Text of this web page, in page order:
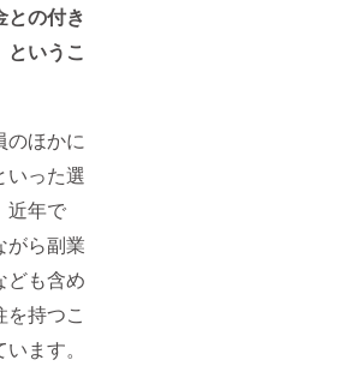
との付き
というこ
のほかに
いった選
近年で
がら副業
ども含め
を持つこ
ます。